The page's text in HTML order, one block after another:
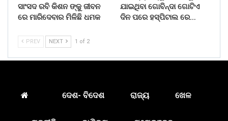
ସାଂସଦ ରବି କିଶନ ଙ୍କୁ ଜୀବନ
ରେ ମାରିଦେବାର ମିଳିଛି ଧମକ
ଯାଇଥିବା ଗୋବିନ୍ଦା ଗୋଟିଏ
ଦିନ ପରେ ହସ୍ପିଟାଲ ରେ…
PREV NEXT 1 of 2
ଦେଶ- ବିଦେଶ ରାଜ୍ୟ ଖେଳ